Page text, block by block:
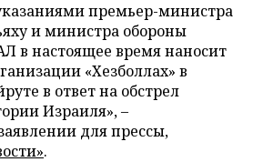
премьер-министра
и министра обороны
в настоящее время наносит
«Хезболлах» в
в ответ на обстрел
Израиля», –
для прессы,
.